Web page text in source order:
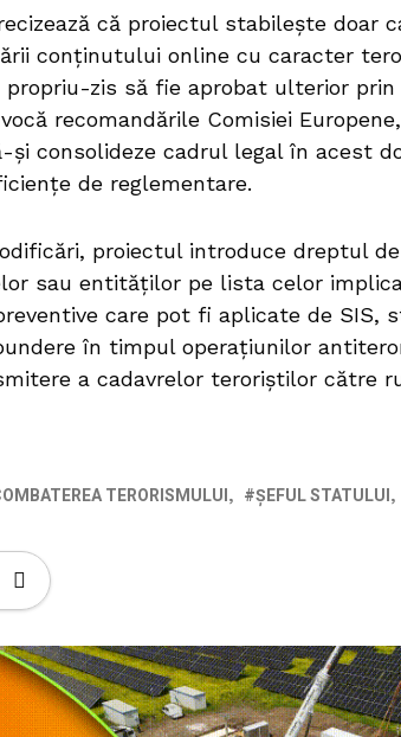
că proiectul stabilește doar
conținutului online cu caracter
zis să fie aprobat ulterior prin
recomandările Comisiei
și consolideze cadrul legal în acest
de reglementare.
proiectul introduce dreptul
sau entităților pe lista celor
care pot fi aplicate de SIS,
în timpul operațiunilor
a cadavrelor teroriștilor către
TERORISMULUI ȘEFUL STATULUI